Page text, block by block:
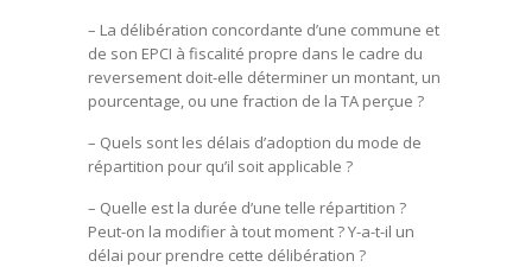
– La délibération concordante d’une commune et
de son EPCI à fiscalité propre dans le cadre du
reversement doit-elle déterminer un montant, un
pourcentage, ou une fraction de la TA perçue ?
– Quels sont les délais d’adoption du mode de
répartition pour qu’il soit applicable ?
– Quelle est la durée d’une telle répartition ?
Peut-on la modifier à tout moment ? Y-a-t-il un
délai pour prendre cette délibération ?